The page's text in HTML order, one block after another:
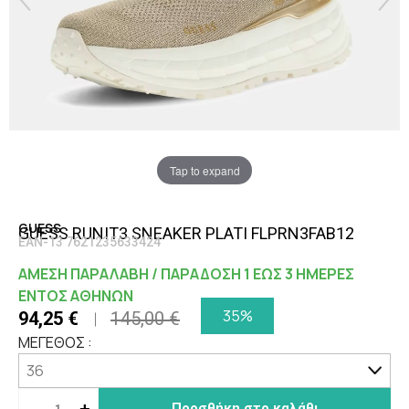
Tap to expand
GUESS
GUESS RUNIT3 SNEAKER PLATI FLPRN3FAB12
EAN-13 7621235633424
ΑΜΕΣΗ ΠΑΡΑΛΑΒΗ / ΠΑΡΑΔΟΣΗ 1 ΕΩΣ 3 ΗΜΕΡΕΣ
ΕΝΤΟΣ ΑΘΗΝΩΝ
94,25 € 145,00 €
35%
ΜΕΓΕΘΟΣ :